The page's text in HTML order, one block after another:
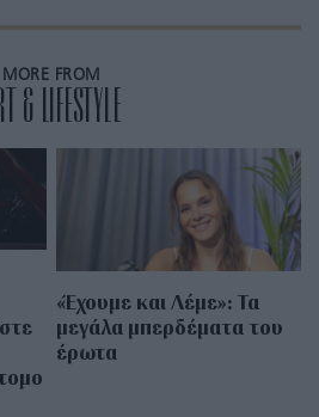
MORE FROM
& LIFESTYLE
«Έχουμε και Λέμε»: Τα
μεγάλα μπερδέματα του
έρωτα